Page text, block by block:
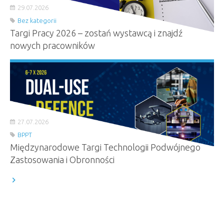
29.07.2026
Bez kategorii
Targi Pracy 2026 – zostań wystawcą i znajdź
nowych pracowników
27.07.2026
BPPT
Międzynarodowe Targi Technologii Podwójnego
Zastosowania i Obronności